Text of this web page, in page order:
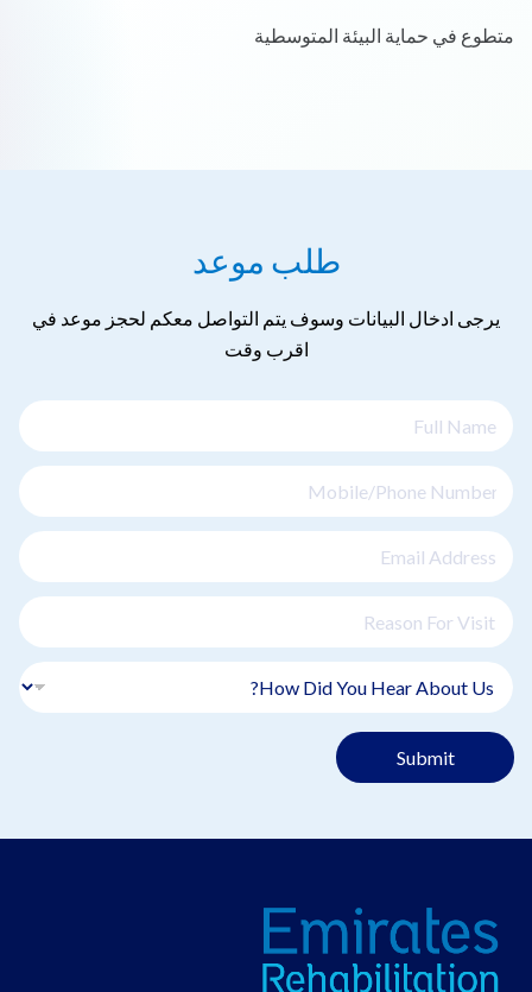
متطوع في حماية البيئة المتوسطية
طلب موعد
يرجى ادخال البيانات وسوف يتم التواصل معكم لحجز موعد في
اقرب وقت
Submit